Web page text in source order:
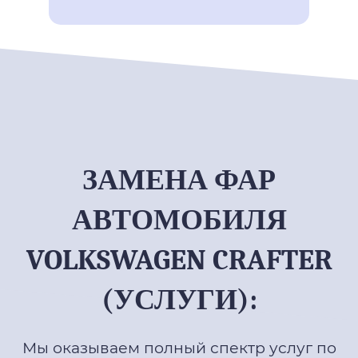
ЗАМЕНА ФАР
АВТОМОБИЛЯ
VOLKSWAGEN CRAFTER
(УСЛУГИ):
Мы оказываем полный спектр услуг по